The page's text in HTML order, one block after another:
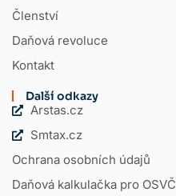
Členství
Daňová revoluce
Kontakt
Další odkazy
Arstas.cz
Smtax.cz
Ochrana osobních údajů
Daňová kalkulačka pro OSVČ